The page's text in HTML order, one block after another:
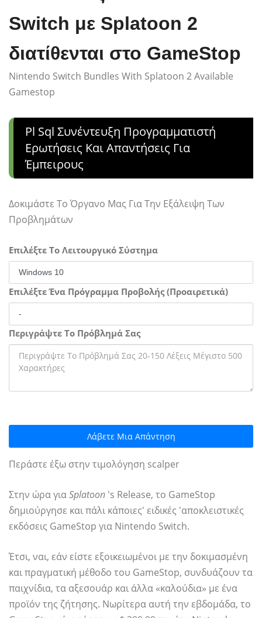
Switch με Splatoon 2
διατίθενται στο GameStop
Nintendo Switch Bundles With Splatoon 2 Available
Gamestop
Pl Sql Συνέντευξη Προγραμματιστή
Ερωτήσεις Και Απαντήσεις Για
Έμπειρους
Δοκιμάστε Το Όργανο Μας Για Την Εξάλειψη Των
Προβλημάτων
Επιλέξτε Το Λειτουργικό Σύστημα
Επιλέξτε Ένα Πρόγραμμα Προβολής (Προαιρετικά)
Περιγράψτε Το Πρόβλημά Σας
Λάβετε Μια Απάντηση
Περάστε έξω στην τιμολόγηση scalper
Στην ώρα γιαSplatoon 's Release, το GameStop
δημιούργησε και πάλι κάποιες' ειδικές 'αποκλειστικές
εκδόσεις GameStop για Nintendo Switch.
Έτσι, ναι, εάν είστε εξοικειωμένοι με την δοκιμασμένη
και πραγματική μέθοδο του GameStop, συνδυάζουν τα
παιχνίδια, τα αξεσουάρ και άλλα «καλούδια» με ένα
προϊόν της ζήτησης. Νωρίτερα αυτή την εβδομάδα, το